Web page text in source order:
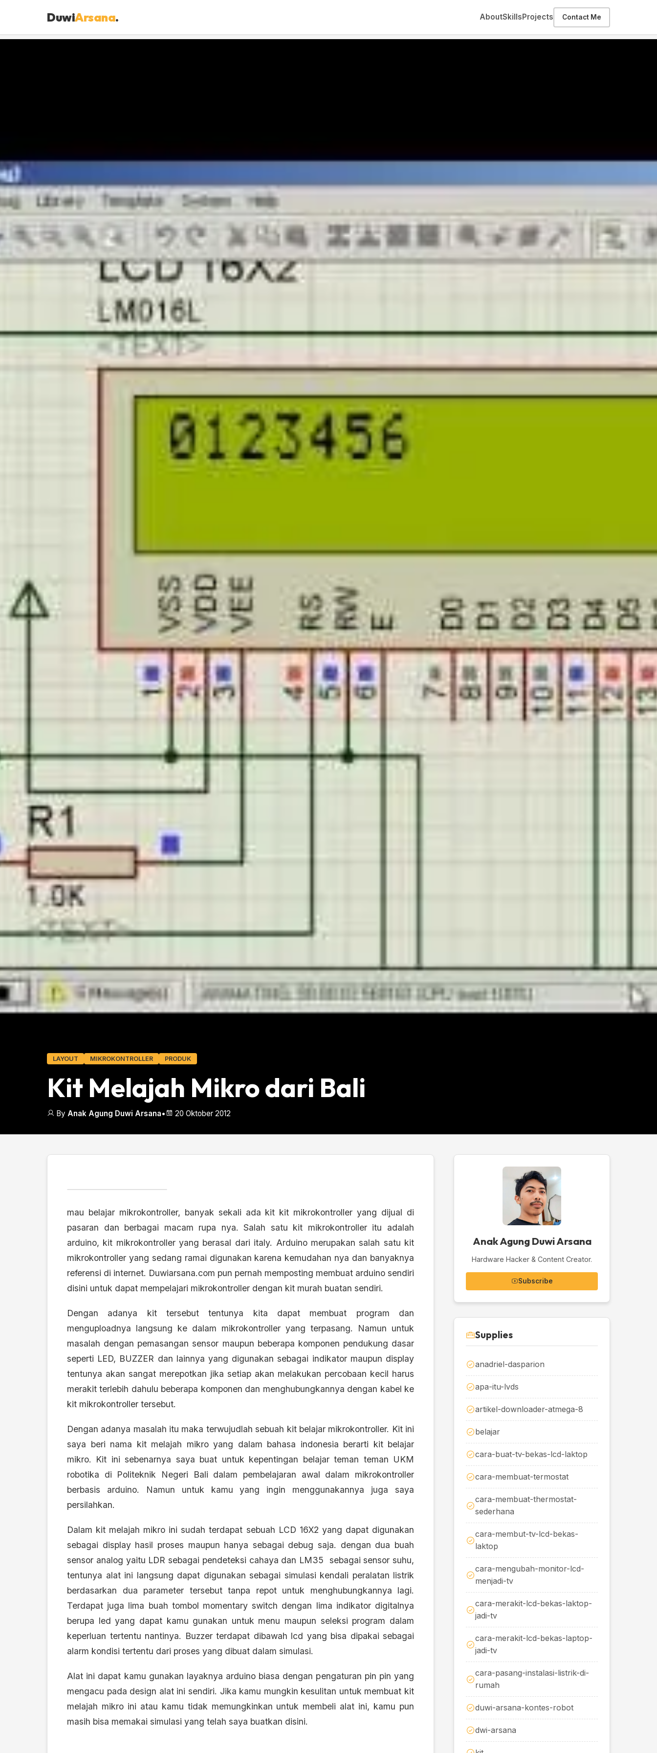
DuwiArsana. AboutSkillsProjects Contact Me
LAYOUT MIKROKONTROLLER PRODUK
Kit Melajah Mikro dari Bali
By Anak Agung Duwi Arsana• 20 Oktober 2012
mau belajar mikrokontroller, banyak sekali ada kit kit mikrokontroller yang dijual di
pasaran dan berbagai macam rupa nya. Salah satu kit mikrokontroller itu adalah
arduino, kit mikrokontroller yang berasal dari italy. Arduino merupakan salah satu kit
mikrokontroller yang sedang ramai digunakan karena kemudahan nya dan banyaknya
referensi di internet. Duwiarsana.com pun pernah memposting membuat arduino sendiri
disini untuk dapat mempelajari mikrokontroller dengan kit murah buatan sendiri.
Dengan adanya kit tersebut tentunya kita dapat membuat program dan
menguploadnya langsung ke dalam mikrokontroller yang terpasang. Namun untuk
masalah dengan pemasangan sensor maupun beberapa komponen pendukung dasar
seperti LED, BUZZER dan lainnya yang digunakan sebagai indikator maupun display
tentunya akan sangat merepotkan jika setiap akan melakukan percobaan kecil harus
merakit terlebih dahulu beberapa komponen dan menghubungkannya dengan kabel ke
kit mikrokontroller tersebut.
Dengan adanya masalah itu maka terwujudlah sebuah kit belajar mikrokontroller. Kit ini
saya beri nama kit melajah mikro yang dalam bahasa indonesia berarti kit belajar
mikro. Kit ini sebenarnya saya buat untuk kepentingan belajar teman teman UKM
robotika di Politeknik Negeri Bali dalam pembelajaran awal dalam mikrokontroller
berbasis arduino. Namun untuk kamu yang ingin menggunakannya juga saya
persilahkan.
Dalam kit melajah mikro ini sudah terdapat sebuah LCD 16X2 yang dapat digunakan
sebagai display hasil proses maupun hanya sebagai debug saja. dengan dua buah
sensor analog yaitu LDR sebagai pendeteksi cahaya dan LM35 sebagai sensor suhu,
tentunya alat ini langsung dapat digunakan sebagai simulasi kendali peralatan listrik
berdasarkan dua parameter tersebut tanpa repot untuk menghubungkannya lagi.
Terdapat juga lima buah tombol momentary switch dengan lima indikator digitalnya
berupa led yang dapat kamu gunakan untuk menu maupun seleksi program dalam
keperluan tertentu nantinya. Buzzer terdapat dibawah lcd yang bisa dipakai sebagai
alarm kondisi tertentu dari proses yang dibuat dalam simulasi.
Alat ini dapat kamu gunakan layaknya arduino biasa dengan pengaturan pin pin yang
mengacu pada design alat ini sendiri. Jika kamu mungkin kesulitan untuk membuat kit
melajah mikro ini atau kamu tidak memungkinkan untuk membeli alat ini, kamu pun
masih bisa memakai simulasi yang telah saya buatkan disini.
Anak Agung Duwi Arsana
Hardware Hacker & Content Creator.
Subscribe
Supplies
anadriel-dasparion
apa-itu-lvds
artikel-downloader-atmega-8
belajar
cara-buat-tv-bekas-lcd-laktop
cara-membuat-termostat
cara-membuat-thermostat-
sederhana
cara-membut-tv-lcd-bekas-
laktop
cara-mengubah-monitor-lcd-
menjadi-tv
cara-merakit-lcd-bekas-laktop-
jadi-tv
cara-merakit-lcd-bekas-laptop-
jadi-tv
cara-pasang-instalasi-listrik-di-
rumah
duwi-arsana-kontes-robot
dwi-arsana